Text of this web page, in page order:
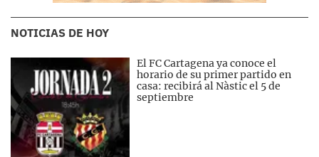
NOTICIAS DE HOY
El FC Cartagena ya conoce el
horario de su primer partido en
casa: recibirá al Nàstic el 5 de
septiembre